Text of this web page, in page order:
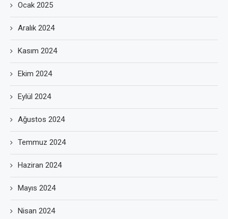
Ocak 2025
Aralık 2024
Kasım 2024
Ekim 2024
Eylül 2024
Ağustos 2024
Temmuz 2024
Haziran 2024
Mayıs 2024
Nisan 2024